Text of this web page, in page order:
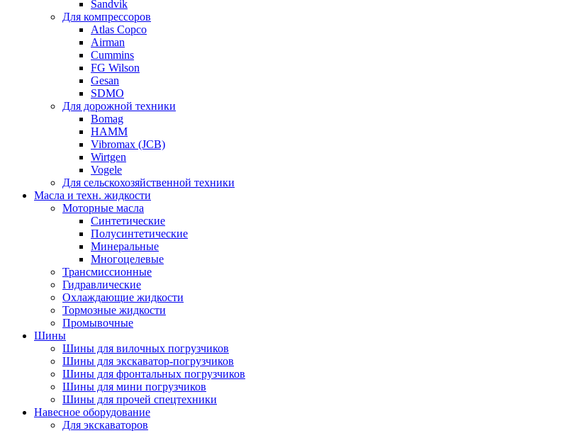
Sandvik
Для компрессоров
Atlas Copco
Airman
Cummins
FG Wilson
Gesan
SDMO
Для дорожной техники
Bomag
HAMM
Vibromax (JCB)
Wirtgen
Vogele
Для сельскохозяйственной техники
Масла и техн. жидкости
Моторные масла
Синтетические
Полусинтетические
Минеральные
Многоцелевые
Трансмиссионные
Гидравлические
Охлаждающие жидкости
Тормозные жидкости
Промывочные
Шины
Шины для вилочных погрузчиков
Шины для экскаватор-погрузчиков
Шины для фронтальных погрузчиков
Шины для мини погрузчиков
Шины для прочей спецтехники
Навесное оборудование
Для экскаваторов